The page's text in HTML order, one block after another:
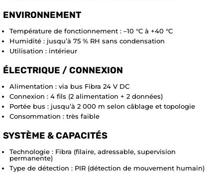
ENVIRONNEMENT
Température de fonctionnement : –10 °C à +40 °C
Humidité : jusqu’à 75 % RH sans condensation
Utilisation : intérieur
ÉLECTRIQUE / CONNEXION
Alimentation : via bus Fibra 24 V DC
Connexion : 4 fils (2 alimentation + 2 données)
Portée bus : jusqu’à 2 000 m selon câblage et topologie
Consommation : très faible
SYSTÈME & CAPACITÉS
Technologie : Fibra (filaire, adressable, supervision
permanente)
Type de détection : PIR (détection de mouvement humain)